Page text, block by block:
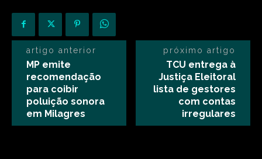
artigo anterior
MP emite
recomendação
para coibir
poluição sonora
em Milagres
próximo artigo
TCU entrega à
Justiça Eleitoral
lista de gestores
com contas
irregulares